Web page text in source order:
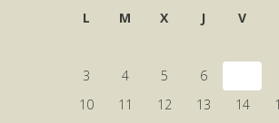
L M X J V
3
4 5 6
10
11 12 13 14